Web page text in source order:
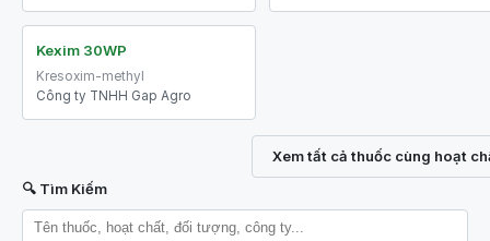
Kexim 30WP
Kresoxim-methyl
Công ty TNHH Gap Agro
Xem tất cả thuốc cùng hoạt
🔍 Tìm Kiếm